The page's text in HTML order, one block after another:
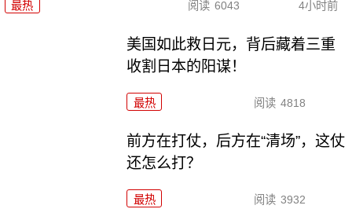
最热 阅读 6043 4小时前
美国如此救日元，背后藏着三重
收割日本的阳谋！
最热 阅读 4818
前方在打仗，后方在“清场”，这仗
还怎么打？
最热 阅读 3932